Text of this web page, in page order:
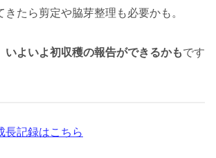
たら剪定や脇芽整理も必要かも。
いよいよ初収穫の報告ができるかもです
長記録はこちら